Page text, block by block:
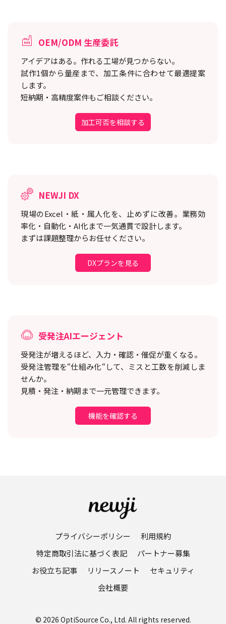
OEM/ODM 生産委託
アイデアはある。作れる工場が見つからない。
試作1個から量産まで、加工条件に合わせて最適提案
します。
短納期・高精度案件もご相談ください。
加工可否を相談する
NEWJI DX
現場のExcel・紙・属人化を、止めずに改善。 業務効
率化・自動化・AI化まで一気通貫で設計します。
まずは課題整理からお任せください。
DXプランを見る
受発注AIエージェント
受発注が増えるほど、入力・確認・催促が重くなる。
受発注管理を“仕組み化“して、ミスと工数を削減しま
せんか。
見積・発注・納期まで一元管理できます。
機能を確認する
プライバシーポリシー
利用規約
特定商取引法に基づく表記
パートナー募集
お役立ち記事
リリースノート
セキュリティ
会社概要
© 2026 OptiSource Co., Ltd. All rights reserved.